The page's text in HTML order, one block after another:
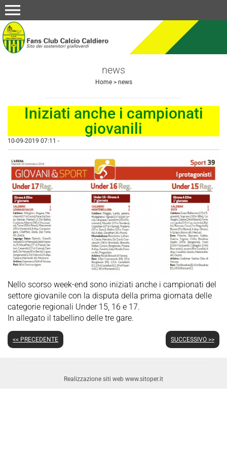
menu
news
Home> news
Iniziati anche i campionati
giovanili
10-09-2019 07:11 -
Nello scorso week-end sono iniziati anche i campionati del
settore giovanile con la disputa della prima giornata delle
categorie regionali Under 15, 16 e 17.
In allegato il tabellino delle tre gare.
<< PRECEDENTE SUCCESSIVO >>
Realizzazione siti web www.sitoper.it